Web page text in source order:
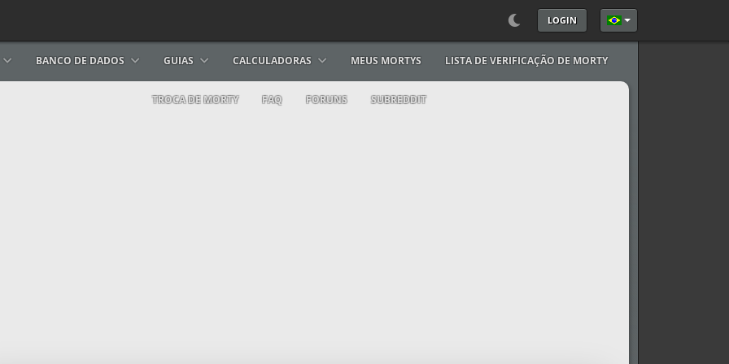
LOGIN Selecione seu Idioma
BANCO DE DADOS GUIAS CALCULADORAS MEUS MORTYS LISTA DE VERIFICAÇÃO DE MORTY
TROCA DE MORTY FAQ FORUNS SUBREDDIT